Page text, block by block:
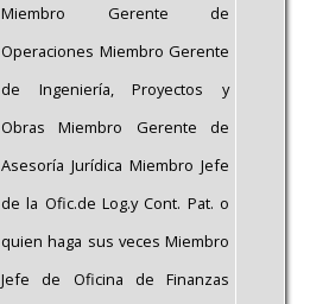
Miembro Gerente de
Operaciones Miembro Gerente
de Ingeniería, Proyectos y
Obras Miembro Gerente de
Asesoría Jurídica Miembro Jefe
de la Ofic.de Log.y Cont. Pat. o
quien haga sus veces Miembro
Jefe de Oficina de Finanzas